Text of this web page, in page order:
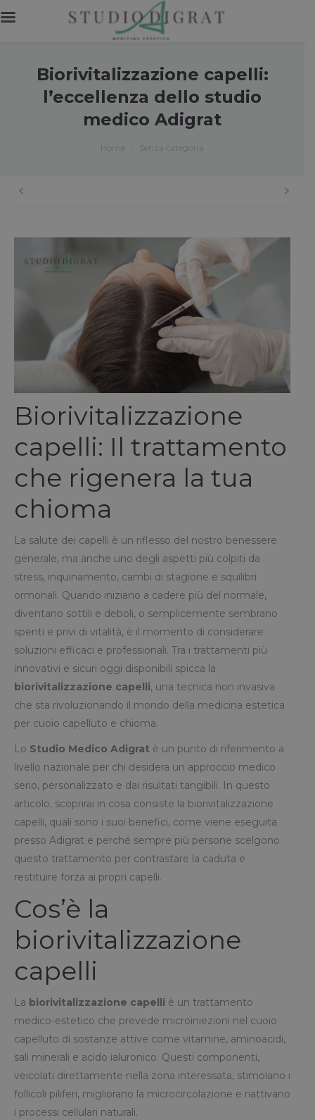
Biorivitalizzazione capelli:
l’eccellenza dello studio
medico Adigrat
Home Senza categoria
Biorivitalizzazione
capelli: Il trattamento
che rigenera la tua
chioma
La salute dei capelli è un riflesso del nostro benessere
generale, ma anche uno degli aspetti più colpiti da
stress, inquinamento, cambi di stagione e squilibri
ormonali. Quando iniziano a cadere più del normale,
diventano sottili e deboli, o semplicemente sembrano
spenti e privi di vitalità, è il momento di considerare
soluzioni efficaci e professionali. Tra i trattamenti più
innovativi e sicuri oggi disponibili spicca la
biorivitalizzazione capelli, una tecnica non invasiva
che sta rivoluzionando il mondo della medicina estetica
per cuoio capelluto e chioma.
Lo Studio Medico Adigrat è un punto di riferimento a
livello nazionale per chi desidera un approccio medico
serio, personalizzato e dai risultati tangibili. In questo
articolo, scoprirai in cosa consiste la biorivitalizzazione
capelli, quali sono i suoi benefici, come viene eseguita
presso Adigrat e perché sempre più persone scelgono
questo trattamento per contrastare la caduta e
restituire forza ai propri capelli.
Cos’è la
biorivitalizzazione
capelli
La biorivitalizzazione capelli è un trattamento
medico-estetico che prevede microiniezioni nel cuoio
capelluto di sostanze attive come vitamine, aminoacidi,
sali minerali e acido ialuronico. Questi componenti,
veicolati direttamente nella zona interessata, stimolano i
follicoli piliferi, migliorano la microcircolazione e riattivano
i processi cellulari naturali.